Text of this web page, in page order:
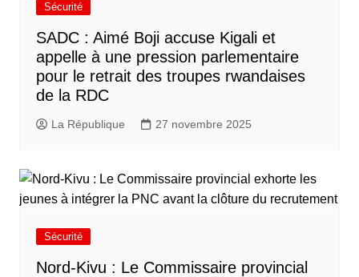
Sécurité
SADC : Aimé Boji accuse Kigali et
appelle à une pression parlementaire
pour le retrait des troupes rwandaises
de la RDC
La République 27 novembre 2025
Sécurité
Nord-Kivu : Le Commissaire provincial